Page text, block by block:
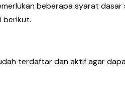
beberapa syarat
berikut.
terdaftar dan aktif agar